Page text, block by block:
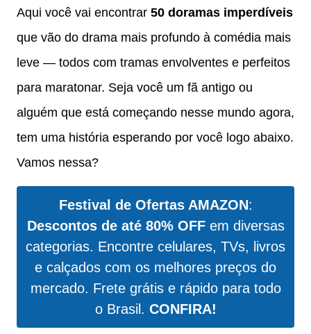
Aqui você vai encontrar 50 doramas imperdíveis
que vão do drama mais profundo à comédia mais
leve — todos com tramas envolventes e perfeitos
para maratonar. Seja você um fã antigo ou
alguém que está começando nesse mundo agora,
tem uma história esperando por você logo abaixo.
Vamos nessa?
Festival de Ofertas AMAZON:
Descontos de até 80% OFFem diversas
categorias. Encontre celulares, TVs, livros
e calçados com os melhores preços do
mercado. Frete grátis e rápido para todo
o Brasil. CONFIRA!